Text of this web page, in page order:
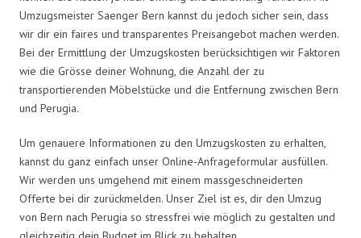
Umzugsmeister Saenger Bern kannst du jedoch sicher sein, dass
wir dir ein faires und transparentes Preisangebot machen werden.
Bei der Ermittlung der Umzugskosten berücksichtigen wir Faktoren
wie die Grösse deiner Wohnung, die Anzahl der zu
transportierenden Möbelstücke und die Entfernung zwischen Bern
und Perugia.
Um genauere Informationen zu den Umzugskosten zu erhalten,
kannst du ganz einfach unser Online-Anfrageformular ausfüllen.
Wir werden uns umgehend mit einem massgeschneiderten
Offerte bei dir zurückmelden. Unser Ziel ist es, dir den Umzug
von Bern nach Perugia so stressfrei wie möglich zu gestalten und